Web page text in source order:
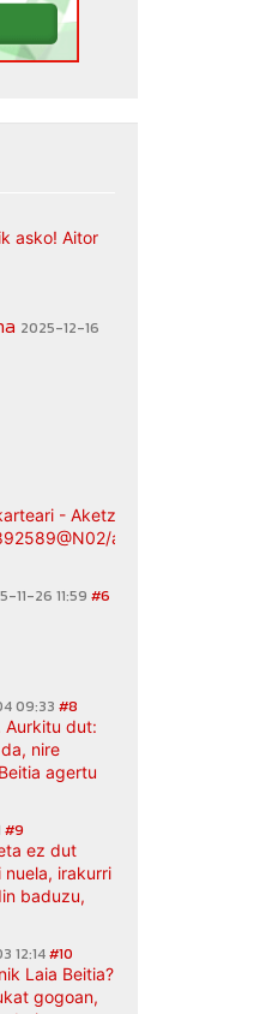
asko! Aitor
2025-12-16
- Aketz etxea (argazki
albums/
11-26 11:59 #6
09:33 #8
Aurkitu dut:
nire
agertu
#9
ez dut
irakurri
baduzu,
12:14#10
Laia Beitia?
gogoan,